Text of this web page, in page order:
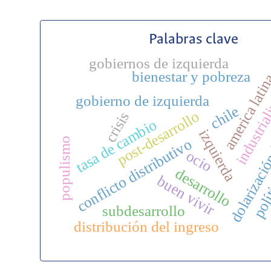
Palabras clave
america
gobierno de izquierda
desarrollo
izquierda
post-desarrollo
conflicto distributivo
tasa de cambio
bienestar y pobreza
buen vivir
distribución del ingreso
populismo
gobiernos de izquierda
chile
subdesarrollo
crisis
ocio